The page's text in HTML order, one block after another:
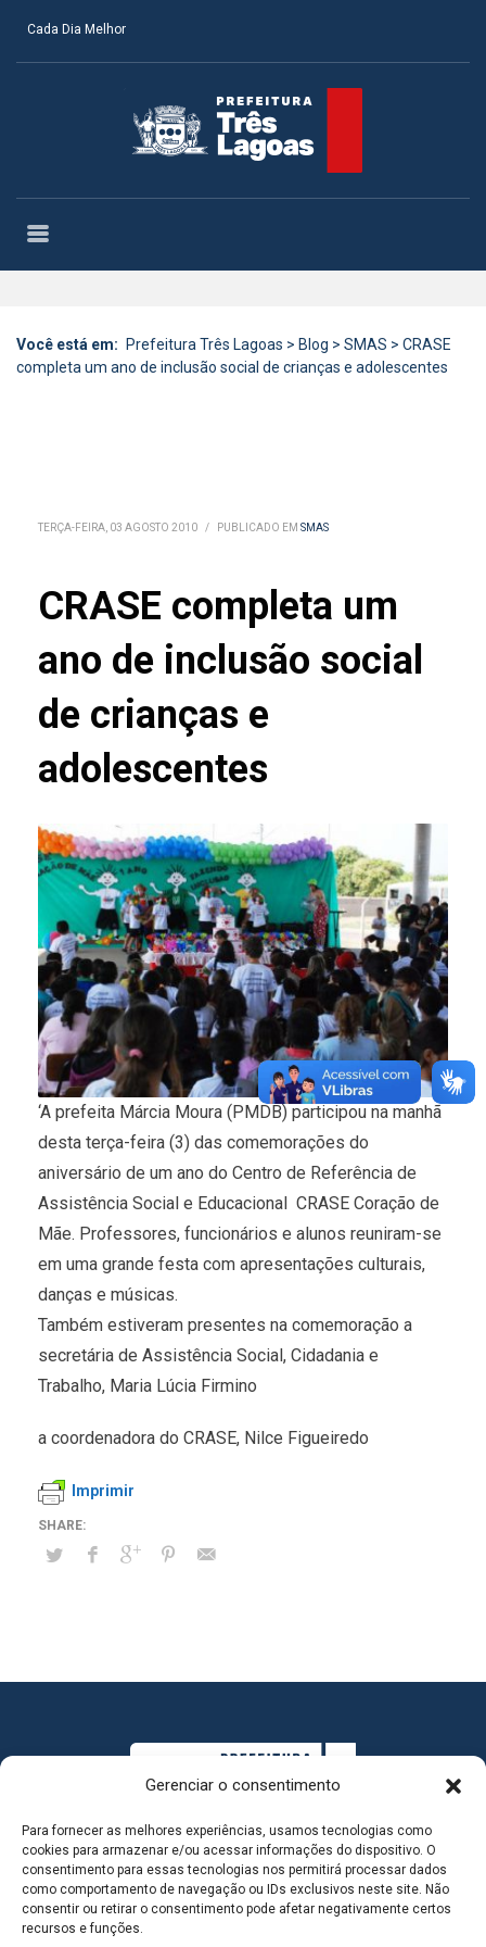
Gerenciar o consentimento
Para fornecer as melhores experiências, usamos tecnologias como
cookies para armazenar e/ou acessar informações do dispositivo. O
consentimento para essas tecnologias nos permitirá processar dados
como comportamento de navegação ou IDs exclusivos neste site. Não
consentir ou retirar o consentimento pode afetar negativamente certos
recursos e funções.
Cada Dia Melhor
Você está em: Prefeitura Três Lagoas > Blog > SMAS > CRASE
completa um ano de inclusão social de crianças e adolescentes
TERÇA-FEIRA, 03 AGOSTO 2010 / PUBLICADO EM SMAS
CRASE completa um
ano de inclusão social
de crianças e
adolescentes
‘A prefeita Márcia Moura (PMDB) participou na manhã
desta terça-feira (3) das comemorações do
aniversário de um ano do Centro de Referência de
Assistência Social e Educacional  CRASE Coração de
Mãe. Professores, funcionários e alunos reuniram-se
em uma grande festa com apresentações culturais,
danças e músicas.
Também estiveram presentes na comemoração a
secretária de Assistência Social, Cidadania e
Trabalho, Maria Lúcia Firmino
a coordenadora do CRASE, Nilce Figueiredo
Imprimir
MAPA DO SITE